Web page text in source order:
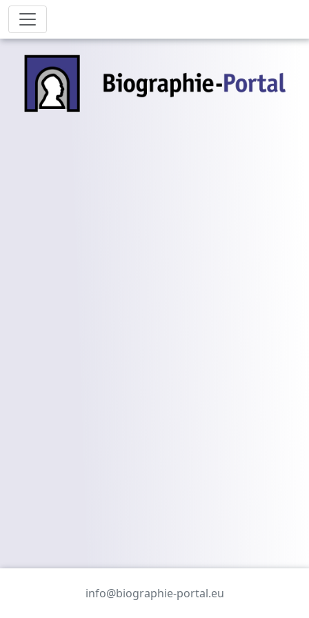
info@biographie-portal.eu